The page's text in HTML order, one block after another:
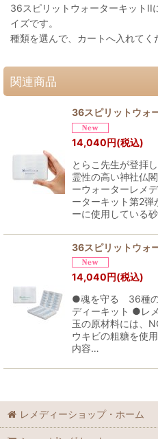
36スピリットウォーターキットII
イズです。
種類を選んで、カートへ入れてく
関連商品
36スピリットウォ
14,040円(税込)
とらこ先生が登拝
霊性の高い神社仏
ーウォーターレメ
ーターキット第2弾
ーに使用している
36スピリットウォ
14,040円(税込)
●魂を守る 36種の
ディーキット ●レ
玉の原材料には、
ウキビの粗糖を使
内容…
レメディーショップ・ホーム